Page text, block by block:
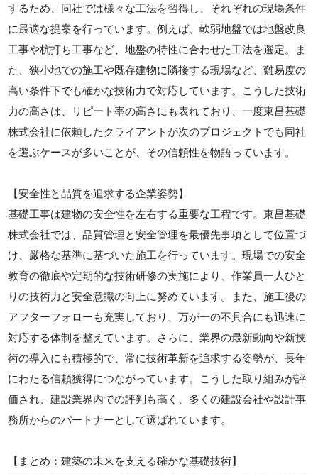
するため、同社では様々な工法を習得し、それぞれの現場条件
に最適な提案を行っています。例えば、軟弱地盤では地盤改良
工事や杭打ち工事など、地盤の特性に合わせた工法を選定。ま
た、狭小地での施工や既存建物に隣接する現場など、難易度の
高い条件下でも確かな技術力で対応しています。こうした技術
力の高さは、リピート率の高さにも表れており、一度東昌基礎
株式会社に依頼したクライアントが次のプロジェクトでも同社
を選ぶケースが多いことが、その信頼性を物語っています。
【安全性と品質を追求する企業姿勢】
基礎工事は建物の安全性を左右する重要な工程です。東昌基礎
株式会社では、品質管理と安全管理を最優先事項として位置づ
け、厳格な基準に基づいた施工を行っています。現場での安全
教育の徹底や定期的な技術研修の実施により、作業員一人ひと
りの技術力と安全意識の向上に努めています。また、施工後の
アフターフォローも充実しており、万が一の不具合にも迅速に
対応する体制を整えています。さらに、業界の最新動向や新技
術の導入にも積極的で、常に技術革新を追求する姿勢が、長年
にわたる信頼獲得につながっています。こうした取り組みが評
価され、建設業界内での評判も高く、多くの建設会社や設計事
務所からのパートナーとして選ばれています。
【まとめ：建築の未来を支える確かな基礎技術】